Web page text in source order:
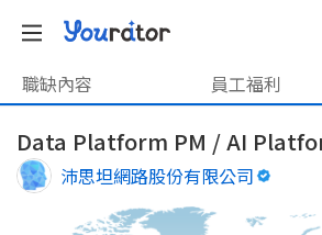
職缺內容 員工福利
Data Platform PM / AI
沛思坦網路股份有限公司